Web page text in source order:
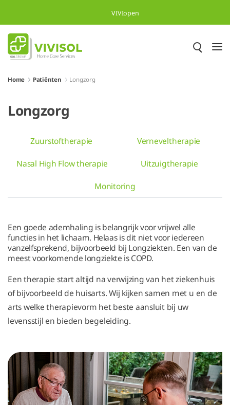
VIVIopen
Home Patiënten Longzorg
Longzorg
Zuurstoftherapie
Verneveltherapie
Nasal High Flow therapie
Uitzuigtherapie
Monitoring
Een goede ademhaling is belangrijk voor vrijwel alle
functies in het lichaam. Helaas is dit niet voor iedereen
vanzelfsprekend, bijvoorbeeld bij Longziekten. Een van de
meest voorkomende longziekte is COPD.
Een therapie start altijd na verwijzing van het ziekenhuis
of bijvoorbeeld de huisarts. Wij kijken samen met u en de
arts welke therapievorm het beste aansluit bij uw
levensstijl en bieden begeleiding.